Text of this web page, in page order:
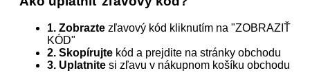
1. Zobrazte zľavový kód kliknutím na "ZOBRAZIŤ
KÓD"
2. Skopírujte kód a prejdite na stránky obchodu
3. Uplatnite si zľavu v nákupnom košíku obchodu